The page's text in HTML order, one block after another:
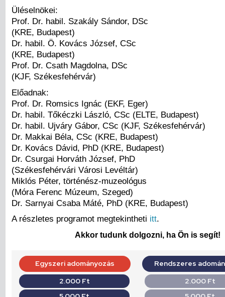
Üléselnökei:
Prof. Dr. habil. Szakály Sándor, DSc
(KRE, Budapest)
Dr. habil. Ö. Kovács József, CSc
(KRE, Budapest)
Prof. Dr. Csath Magdolna, DSc
(KJF, Székesfehérvár)
Előadnak:
Prof. Dr. Romsics Ignác (EKF, Eger)
Dr. habil. Tőkéczki László, CSc (ELTE, Budapest)
Dr. habil. Ujváry Gábor, CSc (KJF, Székesfehérvár)
Dr. Makkai Béla, CSc (KRE, Budapest)
Dr. Kovács Dávid, PhD (KRE, Budapest)
Dr. Csurgai Horváth József, PhD
(Székesfehérvári Városi Levéltár)
Miklós Péter, történész-muzeológus
(Móra Ferenc Múzeum, Szeged)
Dr. Sarnyai Csaba Máté, PhD (KRE, Budapest)
A részletes programot megtekintheti itt.
Akkor tudunk dolgozni, ha Ön is segít!